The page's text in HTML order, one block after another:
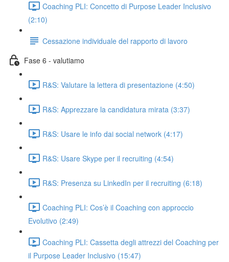
Coaching PLI: Concetto di Purpose Leader Inclusivo
(2:10)
Cessazione individuale del rapporto di lavoro
Fase 6 - valutiamo
R&S: Valutare la lettera di presentazione (4:50)
R&S: Apprezzare la candidatura mirata (3:37)
R&S: Usare le info dai social network (4:17)
R&S: Usare Skype per il recruiting (4:54)
R&S: Presenza su LinkedIn per il recruiting (6:18)
Coaching PLI: Cos’è il Coaching con approccio
Evolutivo (2:49)
Coaching PLI: Cassetta degli attrezzi del Coaching per
il Purpose Leader Inclusivo (15:47)